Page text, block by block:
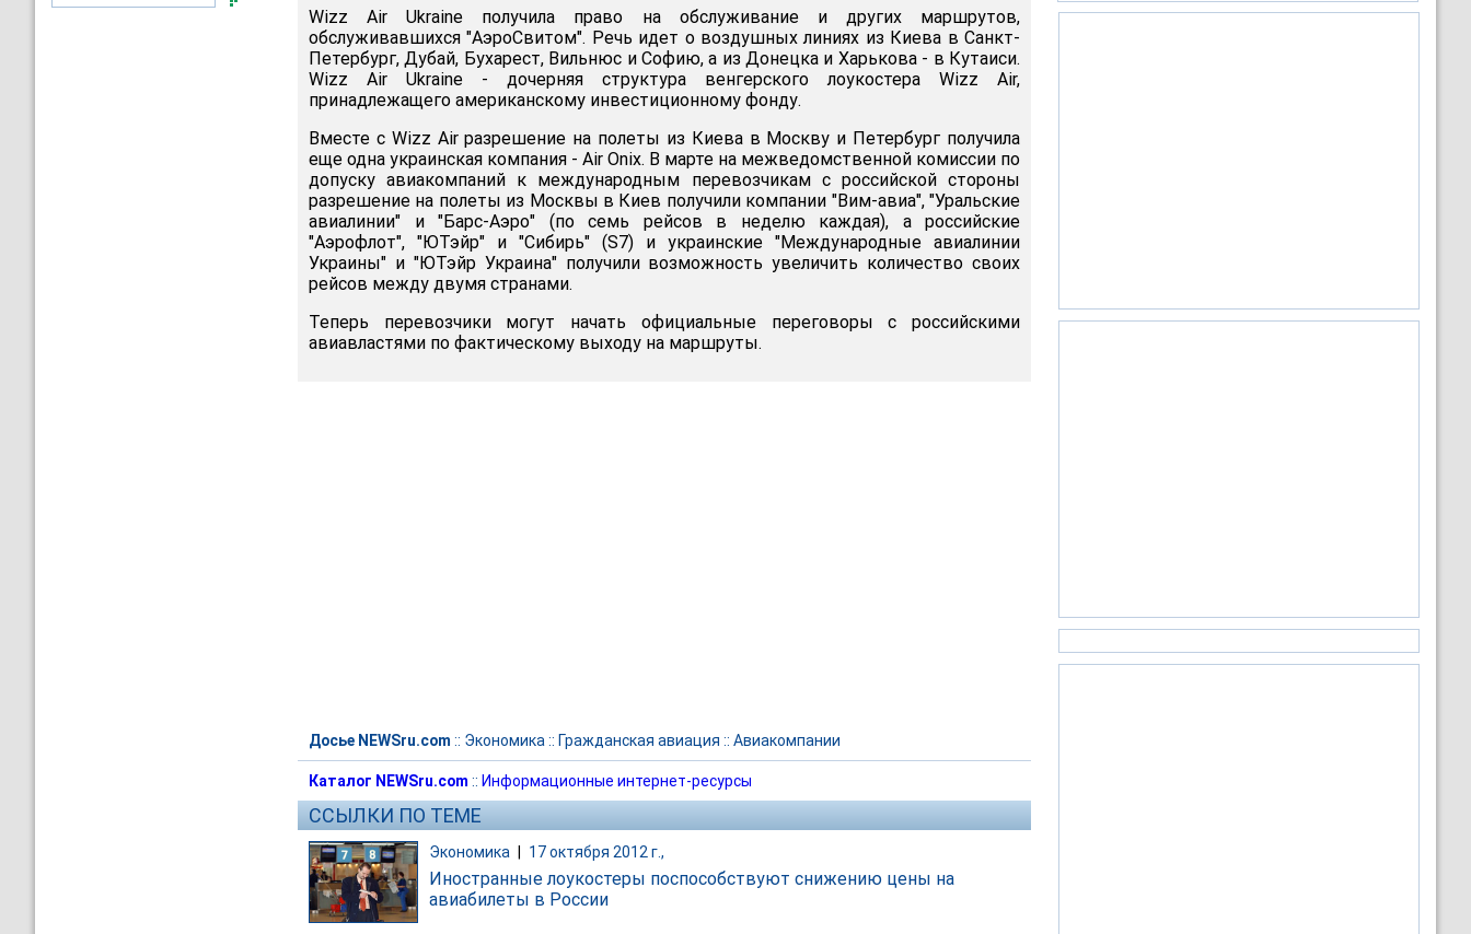
Wizz Air Ukraine получила право на обслуживание и других маршрутов,
обслуживавшихся "АэроСвитом". Речь идет о воздушных линиях из Киева в Санкт-
Петербург, Дубай, Бухарест, Вильнюс и Софию, а из Донецка и Харькова - в Кутаиси.
Wizz Air Ukraine - дочерняя структура венгерского лоукостера Wizz Air,
принадлежащего американскому инвестиционному фонду.
Вместе с Wizz Air разрешение на полеты из Киева в Москву и Петербург получила
еще одна украинская компания - Air Onix. В марте на межведомственной комиссии по
допуску авиакомпаний к международным перевозчикам с российской стороны
разрешение на полеты из Москвы в Киев получили компании "Вим-авиа", "Уральские
авиалинии" и "Барс-Аэро" (по семь рейсов в неделю каждая), а российские
"Аэрофлот", "ЮТэйр" и "Сибирь" (S7) и украинские "Международные авиалинии
Украины" и "ЮТэйр Украина" получили возможность увеличить количество своих
рейсов между двумя странами.
Теперь перевозчики могут начать официальные переговоры с российскими
авиавластями по фактическому выходу на маршруты.
Досье NEWSru.com :: Экономика :: Гражданская авиация :: Авиакомпании
Каталог NEWSru.com :: Информационные интернет-ресурсы
ССЫЛКИ ПО ТЕМЕ
Экономика 17 октября 2012 г.,
Иностранные лоукостеры поспособствуют снижению цены на
авиабилеты в России